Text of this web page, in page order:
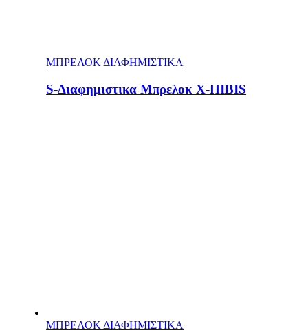
ΜΠΡΕΛΟΚ ΔΙΑΦΗΜΙΣΤΙΚΑ
S-Διαφημιστικα Μπρελοκ Χ-HIBIS
ΜΠΡΕΛΟΚ ΔΙΑΦΗΜΙΣΤΙΚΑ